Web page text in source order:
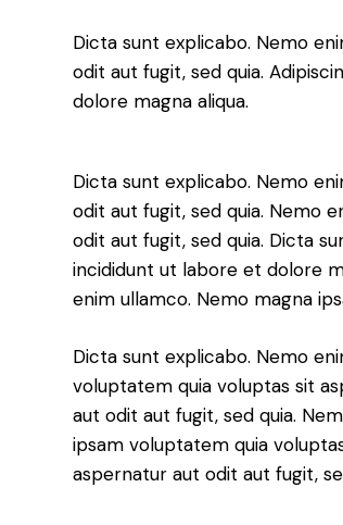
Dicta sunt explicabo. Nemo
odit aut fugit, sed quia.
dolore magna aliqua.
Dicta sunt explicabo. Nemo
odit aut fugit, sed quia. Nemo
odit aut fugit, sed quia. Dicta
incididunt ut labore et dolore
enim ullamco. Nemo magna
Dicta sunt explicabo. Nemo
voluptatem quia voluptas sit
aut odit aut fugit, sed quia.
ipsam voluptatem quia
aspernatur aut odit aut fugit,